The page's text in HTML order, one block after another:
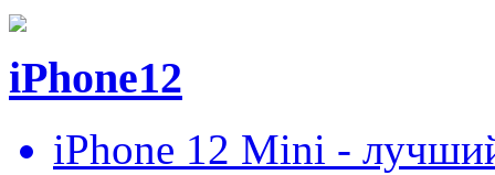
iPhone12
iPhone 12 Mini -